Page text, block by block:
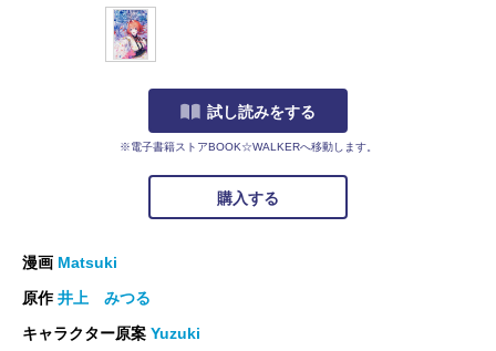
試し読みをする
※電子書籍ストアBOOK☆WALKERへ移動します。
購入する
漫画 Matsuki
原作井上 みつる
キャラクター原案 Yuzuki